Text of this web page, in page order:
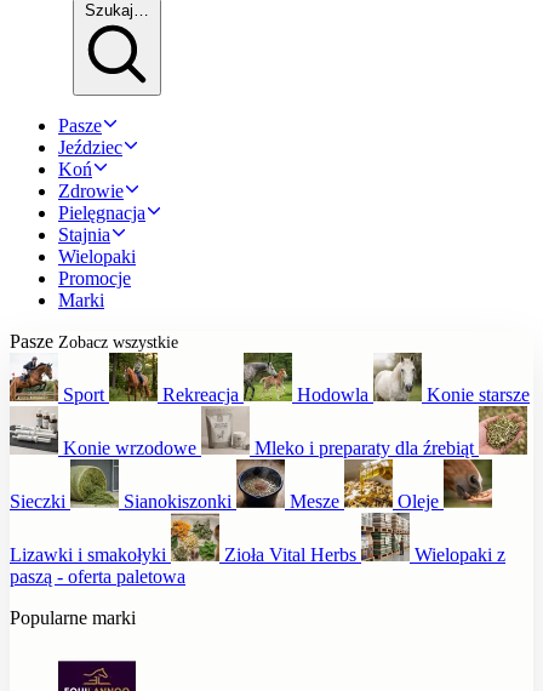
Szukaj…
Pasze
Jeździec
Koń
Zdrowie
Pielęgnacja
Stajnia
Wielopaki
Promocje
Marki
Pasze Zobacz wszystkie
Sport Rekreacja Hodowla Konie starsze
Konie wrzodowe Mleko i preparaty dla źrebiąt
Sieczki Sianokiszonki Mesze Oleje
Lizawki i smakołyki Zioła Vital Herbs
Wielopaki z
paszą - oferta paletowa
Popularne marki